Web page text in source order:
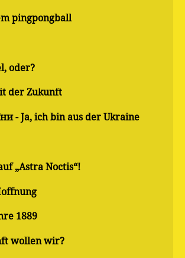
pingpongball
oder?
der Zukunft
- Ja, ich bin aus der Ukraine
„Astra Noctis“!
1889
wollen wir?